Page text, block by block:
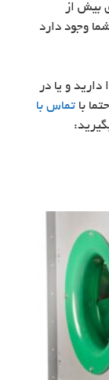
بیش از
وجود دارد
و یا در
با تماس با